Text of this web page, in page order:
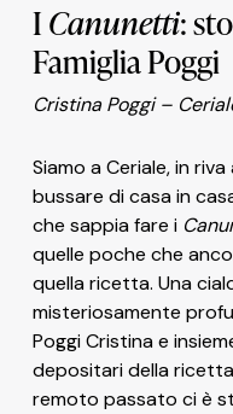
ICanunetti:
Famiglia Poggi
Cristina Poggi –
Siamo a Ceriale, in
bussare di casa in
che sappia fare i
quelle poche che
quella ricetta. Una
misteriosamente
Poggi Cristina e
depositari della
remoto passato ci è